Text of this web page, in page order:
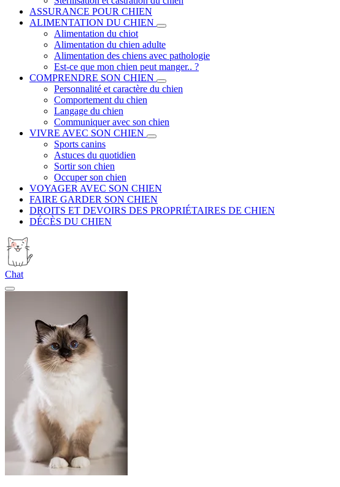
ASSURANCE POUR CHIEN
ALIMENTATION DU CHIEN
Alimentation du chiot
Alimentation du chien adulte
Alimentation des chiens avec pathologie
Est-ce que mon chien peut manger.. ?
COMPRENDRE SON CHIEN
Personnalité et caractère du chien
Comportement du chien
Langage du chien
Communiquer avec son chien
VIVRE AVEC SON CHIEN
Sports canins
Astuces du quotidien
Sortir son chien
Occuper son chien
VOYAGER AVEC SON CHIEN
FAIRE GARDER SON CHIEN
DROITS ET DEVOIRS DES PROPRIÉTAIRES DE CHIEN
DÉCÈS DU CHIEN
Chat